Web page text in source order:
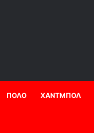
ΠΟΛΟ ΧΑΝΤΜΠΟΛ